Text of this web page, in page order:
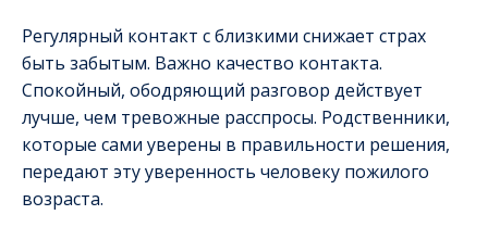
Регулярный контакт с близкими снижает страх
быть забытым. Важно качество контакта.
Спокойный, ободряющий разговор действует
лучше, чем тревожные расспросы. Родственники,
которые сами уверены в правильности решения,
передают эту уверенность человеку пожилого
возраста.